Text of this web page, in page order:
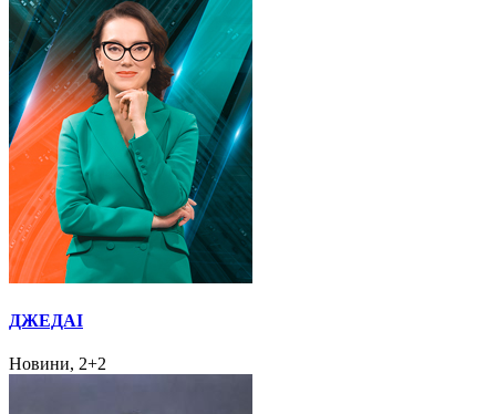
ДЖЕДАІ
Новини, 2+2